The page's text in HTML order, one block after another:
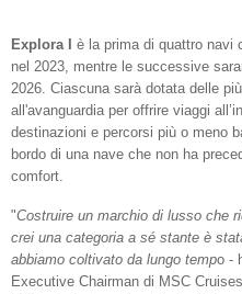
Explora I è la prima di quattro navi
nel 2023, mentre le successive
2026. Ciascuna sarà dotata delle
all'avanguardia per offrire viaggi
destinazioni e percorsi più o meno
bordo di una nave che non ha
comfort.
"Costruire un marchio di lusso che
crei una categoria a sé stante è
abbiamo coltivato da lungo tempo -
Executive Chairman di MSC